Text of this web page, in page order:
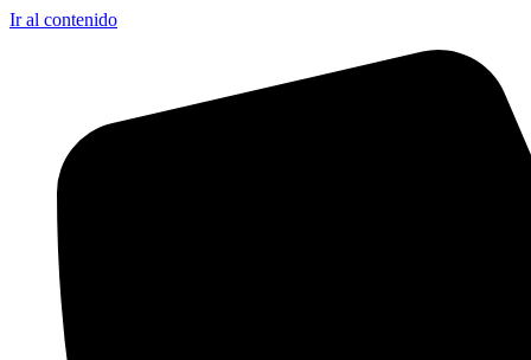
Ir al contenido